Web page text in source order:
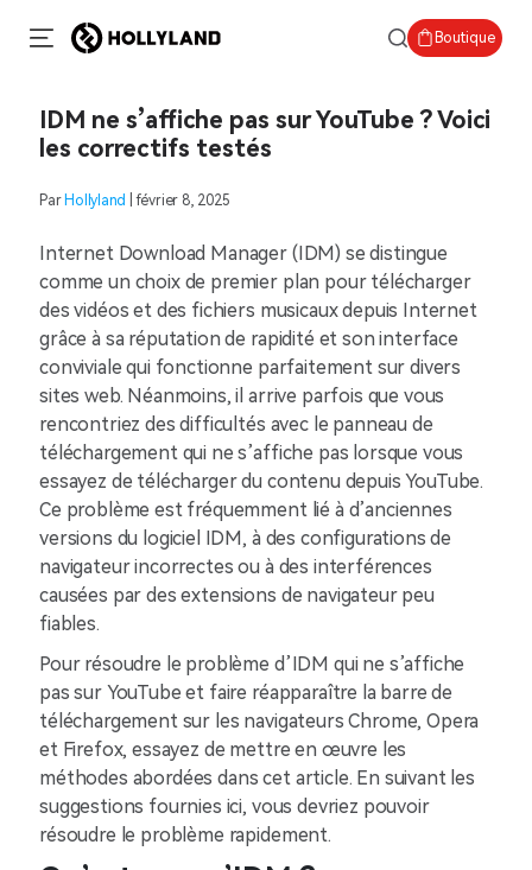
Boutique
IDM ne s’affiche pas sur YouTube ? Voici
les correctifs testés
Par Hollyland | février 8, 2025
Internet Download Manager (IDM) se distingue
comme un choix de premier plan pour télécharger
des vidéos et des fichiers musicaux depuis Internet
grâce à sa réputation de rapidité et son interface
conviviale qui fonctionne parfaitement sur divers
sites web. Néanmoins, il arrive parfois que vous
rencontriez des difficultés avec le panneau de
téléchargement qui ne s’affiche pas lorsque vous
essayez de télécharger du contenu depuis YouTube.
Ce problème est fréquemment lié à d’anciennes
versions du logiciel IDM, à des configurations de
navigateur incorrectes ou à des interférences
causées par des extensions de navigateur peu
fiables.
Pour résoudre le problème d’IDM qui ne s’affiche
pas sur YouTube et faire réapparaître la barre de
téléchargement sur les navigateurs Chrome, Opera
et Firefox, essayez de mettre en œuvre les
méthodes abordées dans cet article. En suivant les
suggestions fournies ici, vous devriez pouvoir
résoudre le problème rapidement.